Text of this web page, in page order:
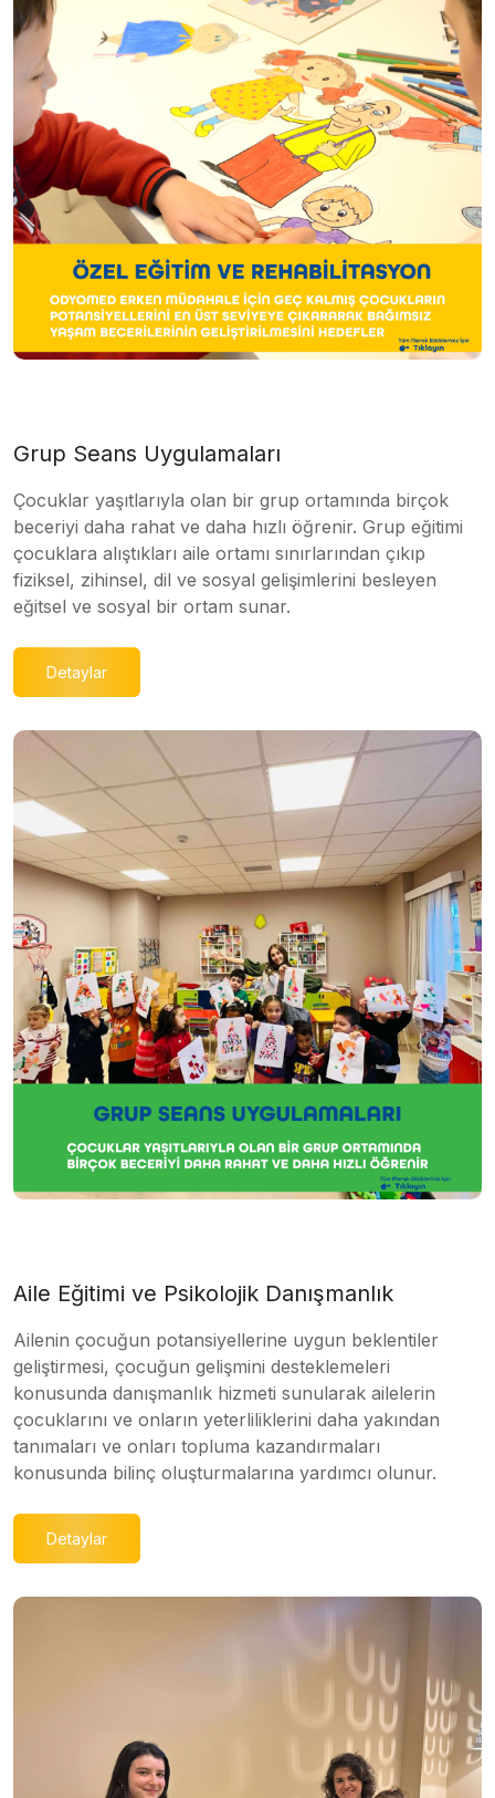
Grup Seans Uygulamaları
Çocuklar yaşıtlarıyla olan bir grup ortamında birçok
beceriyi daha rahat ve daha hızlı öğrenir. Grup eğitimi
çocuklara alıştıkları aile ortamı sınırlarından çıkıp
fiziksel, zihinsel, dil ve sosyal gelişimlerini besleyen
eğitsel ve sosyal bir ortam sunar.
Detaylar
Aile Eğitimi ve Psikolojik Danışmanlık
Ailenin çocuğun potansiyellerine uygun beklentiler
geliştirmesi, çocuğun gelişmini desteklemeleri
konusunda danışmanlık hizmeti sunularak ailelerin
çocuklarını ve onların yeterliliklerini daha yakından
tanımaları ve onları topluma kazandırmaları
konusunda bilinç oluşturmalarına yardımcı olunur.
Detaylar